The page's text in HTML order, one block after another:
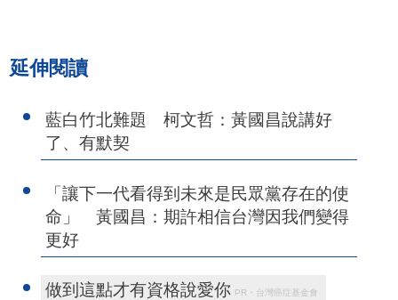
延伸閱讀
藍白竹北難題 柯文哲：黃國昌說講好
了、有默契
「讓下一代看得到未來是民眾黨存在的使
命」 黃國昌：期許相信台灣因我們變得
更好
做到這點才有資格說愛你 PR・台灣癌症基金會